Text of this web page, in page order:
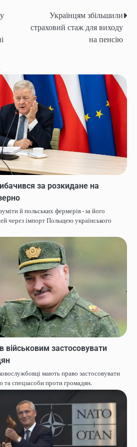
Українцям збільшили
страховий стаж для виходу
на пенсію
за розкидане на
й польських фермерів - за його
через імпорт Польщею українського
застосовувати
мають право застосовувати
та спецзасоби проти громадян.